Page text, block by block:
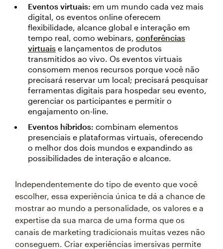
Eventos virtuais: em um mundo cada vez mais
digital, os eventos online oferecem
flexibilidade, alcance global e interação em
tempo real, como webinars, conferências
virtuais e lançamentos de produtos
transmitidos ao vivo. Os eventos virtuais
consomem menos recursos porque você não
precisará reservar um local; precisará pesquisar
ferramentas digitais para hospedar seu evento,
gerenciar os participantes e permitir o
engajamento on-line.
Eventos híbridos: combinam elementos
presenciais e plataformas virtuais, oferecendo
o melhor dos dois mundos e expandindo as
possibilidades de interação e alcance.
Independentemente do tipo de evento que você
escolher, essa experiência única te dá a chance de
mostrar ao mundo a personalidade, os valores e a
expertise da sua marca de uma forma que os
canais de marketing tradicionais muitas vezes não
conseguem. Criar experiências imersivas permite